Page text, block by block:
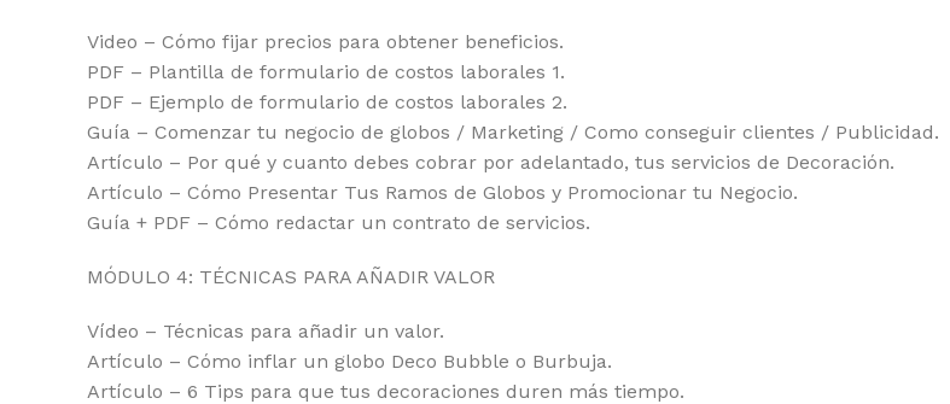
Video – Cómo fijar precios para obtener beneficios.
PDF – Plantilla de formulario de costos laborales 1.
PDF – Ejemplo de formulario de costos laborales 2.
Guía – Comenzar tu negocio de globos / Marketing / Como conseguir clientes / Publicidad.
Artículo – Por qué y cuanto debes cobrar por adelantado, tus servicios de Decoración.
Artículo – Cómo Presentar Tus Ramos de Globos y Promocionar tu Negocio.
Guía + PDF – Cómo redactar un contrato de servicios.
MÓDULO 4: TÉCNICAS PARA AÑADIR VALOR
Vídeo – Técnicas para añadir un valor.
Artículo – Cómo inflar un globo Deco Bubble o Burbuja.
Artículo – 6 Tips para que tus decoraciones duren más tiempo.